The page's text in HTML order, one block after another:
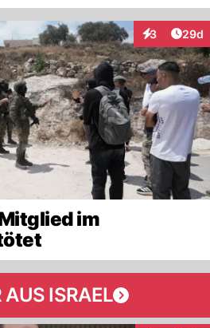
3
Interaktionen
29d
im
AUS ISRAEL